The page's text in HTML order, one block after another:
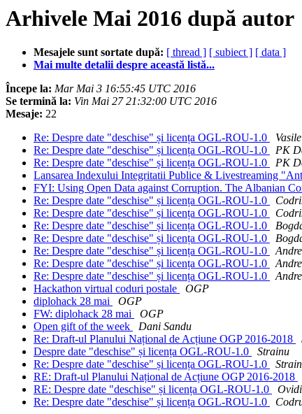
Arhivele Mai 2016 după autor
Mesajele sunt sortate după: [ thread ] [ subiect ] [ data ]
Mai multe detalii despre această listă...
Începe la: Mar Mai 3 16:55:45 UTC 2016
Se termină la: Vin Mai 27 21:32:00 UTC 2016
Mesaje: 22
Re: Despre date "deschise" și licența OGL-ROU-1.0
Re: Despre date "deschise" și licența OGL-ROU-1.0
PK
Re: Despre date "deschise" și licența OGL-ROU-1.0
PK
Lansarea Indexului Integritatii Publice & Livestreaming
FYI: Using Open Data against Corruption. The Albanian
Re: Despre date "deschise" și licența OGL-ROU-1.0
Re: Despre date "deschise" și licența OGL-ROU-1.0
Re: Despre date "deschise" și licența OGL-ROU-1.0
Re: Despre date "deschise" și licența OGL-ROU-1.0
Re: Despre date "deschise" și licența OGL-ROU-1.0
Re: Despre date "deschise" și licența OGL-ROU-1.0
Re: Despre date "deschise" și licența OGL-ROU-1.0
Hackathon virtual coduri postale
OGP
diplohack 28 mai
OGP
FW: diplohack 28 mai
OGP
Open gift of the week
Dani Sandu
Re: Draft-ul Planului Național de Acțiune OGP 2016-2018
Despre date "deschise" și licența OGL-ROU-1.0
Strainu
Re: Despre date "deschise" și licența OGL-ROU-1.0
RE: Draft-ul Planului Național de Acțiune OGP 2016-2018
RE: Despre date "deschise" și licența OGL-ROU-1.0
Re: Despre date "deschise" și licența OGL-ROU-1.0